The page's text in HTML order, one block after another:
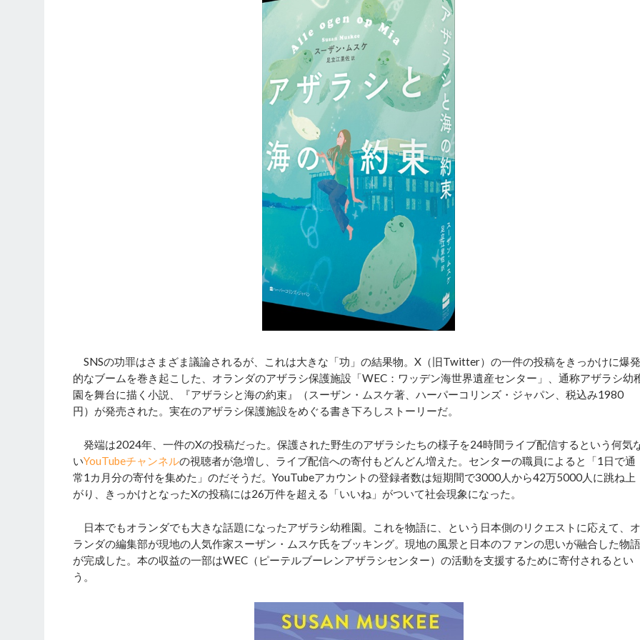
SNSの功罪はさまざま議論されるが、これは大きな「功」の結果物。X（旧Twitter）の一件の投稿をきっかけに爆発
的なブームを巻き起こした、オランダのアザラシ保護施設「WEC：ワッデン海世界遺産センター」、通称アザラシ幼
園を舞台に描く小説、『アザラシと海の約束』（スーザン・ムスケ著、ハーパーコリンズ・ジャパン、税込み1980
円）が発売された。実在のアザラシ保護施設をめぐる書き下ろしストーリーだ。
発端は2024年、一件のXの投稿だった。保護された野生のアザラシたちの様子を24時間ライブ配信するという何気
いYouTubeチャンネルの視聴者が急増し、ライブ配信への寄付もどんどん増えた。センターの職員によると「1日で通
常1カ月分の寄付を集めた」のだそうだ。YouTubeアカウントの登録者数は短期間で3000人から42万5000人に跳ね上
がり、きっかけとなったXの投稿には26万件を超える「いいね」がついて社会現象になった。
日本でもオランダでも大きな話題になったアザラシ幼稚園。これを物語に、という日本側のリクエストに応えて、オ
ランダの編集部が現地の人気作家スーザン・ムスケ氏をブッキング。現地の風景と日本のファンの思いが融合した物語
が完成した。本の収益の一部はWEC（ピーテルブーレンアザラシセンター）の活動を支援するために寄付されるとい
う。